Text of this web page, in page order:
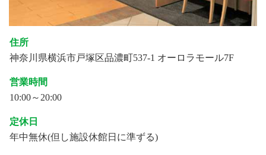
住所
神奈川県横浜市戸塚区品濃町537-1 オーロラモール7F
営業時間
10:00～20:00
定休日
年中無休(但し施設休館日に準ずる)